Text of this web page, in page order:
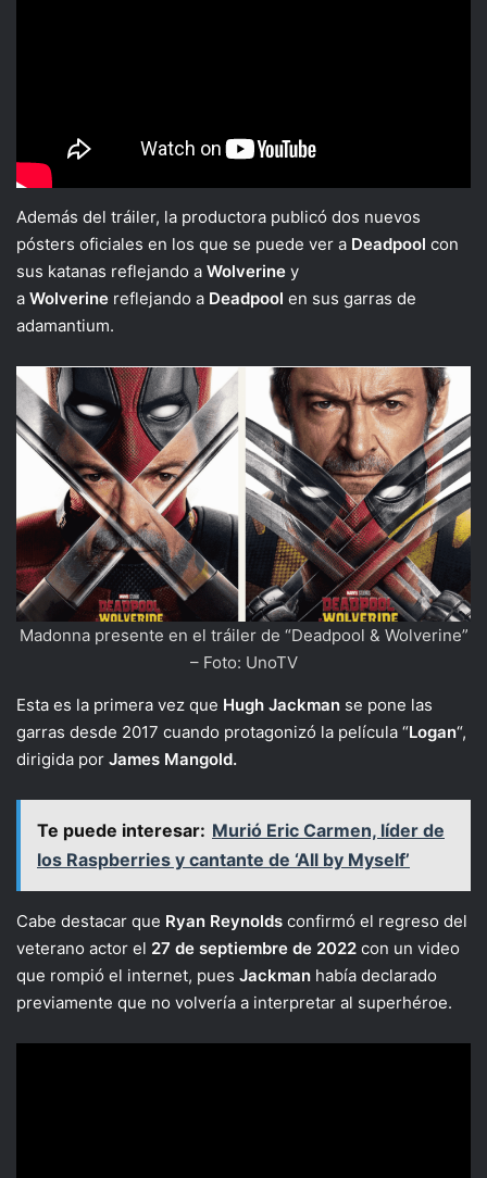
Además del tráiler, la productora publicó dos nuevos
pósters oficiales en los que se puede ver a Deadpool con
sus katanas reflejando a Wolverine y
a Wolverine reflejando a Deadpool en sus garras de
adamantium.
Madonna presente en el tráiler de “Deadpool & Wolverine”
– Foto: UnoTV
Esta es la primera vez que Hugh Jackman se pone las
garras desde 2017 cuando protagonizó la película “Logan“,
dirigida por James Mangold.
Te puede interesar: Murió Eric Carmen, líder de
los Raspberries y cantante de ‘All by Myself’
Cabe destacar que Ryan Reynolds confirmó el regreso del
veterano actor el 27 de septiembre de 2022 con un video
que rompió el internet, pues Jackman había declarado
previamente que no volvería a interpretar al superhéroe.